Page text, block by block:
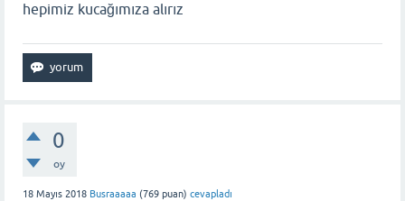
hepimiz kucağımıza alırız
0
oy
18 Mayıs 2018 Busraaaaa (769 puan) cevapladı